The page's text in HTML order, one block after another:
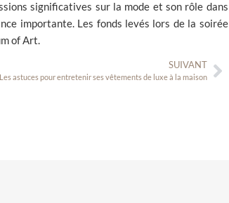
significatives sur la mode et son rôle dans
importante. Les fonds levés lors de la soirée
of Art.
SUIVANT
Les astuces pour entretenir ses vêtements de luxe à la maison